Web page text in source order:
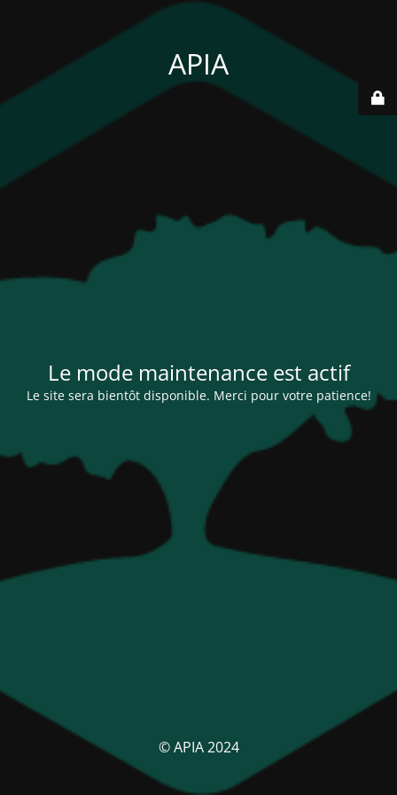
APIA
Le mode maintenance est actif
Le site sera bientôt disponible. Merci pour votre patience!
© APIA 2024